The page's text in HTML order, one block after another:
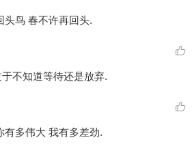
头鸟 春不许再回头.
不知道等待还是放弃.
有多伟大 我有多差劲.